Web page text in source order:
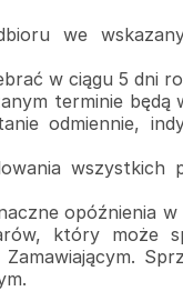
we
w ciągu 5 dni
terminie będą
odmiennie,
wszystkich
opóźnienia w
który może